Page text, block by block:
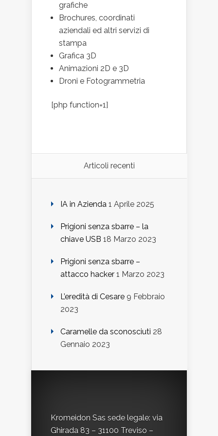
grafiche
Brochures, coordinati
aziendali ed altri servizi di
stampa
Grafica 3D
Animazioni 2D e 3D
Droni e Fotogrammetria
[php function=1]
Articoli recenti
IA in Azienda 1 Aprile 2025
Prigioni senza sbarre – la
chiave USB 18 Marzo 2023
Prigioni senza sbarre –
attacco hacker 1 Marzo 2023
L’eredità di Cesare 9 Febbraio
2023
Caramelle da sconosciuti 28
Gennaio 2023
Kromeidon Sas sede legale: via
Ghirada 83 – 31100 Treviso –